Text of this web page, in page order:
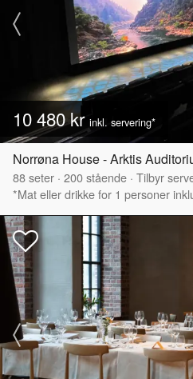
10 480 kr inkl. servering*
Norrøna House - Arktis
88seter · 200stående · Tilbyr
*Mat eller drikke for 1 personer